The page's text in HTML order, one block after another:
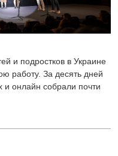
и подростков в Украине
работу. За десять дней
и онлайн собрали почти